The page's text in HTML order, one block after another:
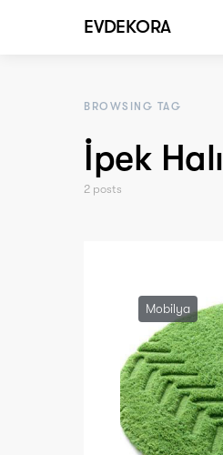
EVDEKORA
BROWSING TAG
İpek Halı
2 posts
Mobilya